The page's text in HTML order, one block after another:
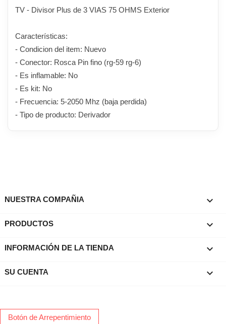
TV - Divisor Plus de 3 VIAS 75 OHMS Exterior
Características:
- Condicion del item: Nuevo
- Conector: Rosca Pin fino (rg-59 rg-6)
- Es inflamable: No
- Es kit: No
- Frecuencia: 5-2050 Mhz (baja perdida)
- Tipo de producto: Derivador
NUESTRA COMPAÑIA 
PRODUCTOS 
INFORMACIÓN DE LA TIENDA keyboard_arrow_down
SU CUENTA 
Botón de Arrepentimiento